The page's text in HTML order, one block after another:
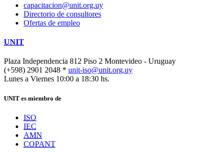
capacitacion@unit.org.uy
Directorio de consultores
Ofertas de empleo
UNIT
Plaza Independencia 812 Piso 2 Montevideo - Uruguay
(+598) 2901 2048 * unit-iso@unit.org.uy
Lunes a Viernes 10:00 a 18:30 hs.
UNIT es miembro de
ISO
IEC
AMN
COPANT